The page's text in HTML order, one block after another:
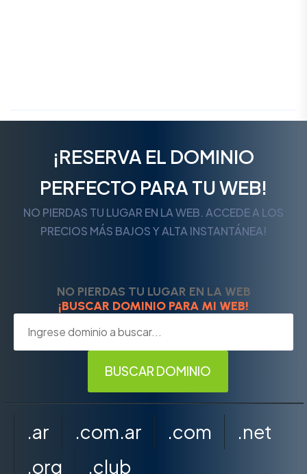
¡RESERVA EL DOMINIO
PERFECTO PARA TU WEB!
NO PIERDAS TU LUGAR EN LA WEB. ACCEDE A LOS
PRECIOS MÁS BAJOS Y ALTA INSTANTÁNEA!
NO PIERDAS TU LUGAR EN LA WEB
¡BUSCAR DOMINIO PARA MI WEB!
.ar .com.ar .com
.net
.org
.club